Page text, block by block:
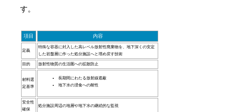
す。
項目 内容
定義
特殊な容器に封入した高レベル放射性廃棄物を、地下深くの安定
した岩盤層に作った処分施設へと埋め戻す技術
目的 放射性物質の生活圏への拡散防止
材料選
定基準
長期間にわたる放射線遮蔽
地下水の浸食への耐性
安全性
確保
処分施設周辺の地層や地下水の継続的な監視